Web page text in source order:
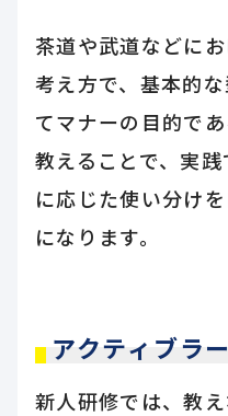
茶道や武道などに
考え方で、基本的
てマナーの目的で
教えることで、実
に応じた使い分け
になります。
アクティブラ
新人研修では、教